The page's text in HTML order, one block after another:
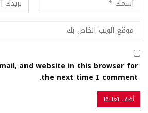
and website in this browser for
the next time I comment.